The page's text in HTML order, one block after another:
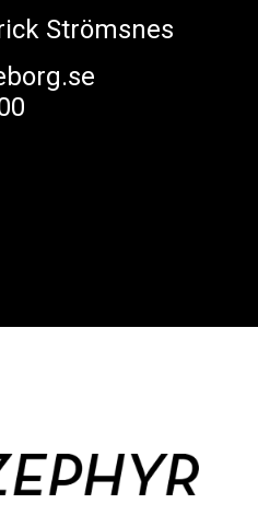
Strömsnes